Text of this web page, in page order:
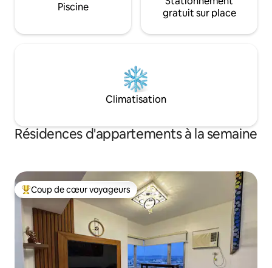
Piscine
gratuit sur place
Climatisation
Résidences d'appartements à la semaine
Coups de cœur voyageurs les plus appréciés
Coup de cœur voyageurs